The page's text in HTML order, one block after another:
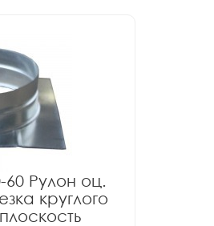
60 Рулон оц.
круглого